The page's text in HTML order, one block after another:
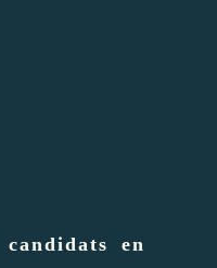
en